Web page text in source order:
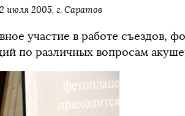
июля 2005, г. Саратов
участие в работе съездов,
по различных вопросам